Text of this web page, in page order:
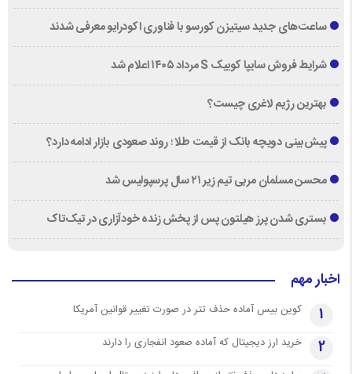
ساعت‌های جدید سیتیزن کورسو با فناوری اکودرایو معرفی شدند
شرایط فروش سایپا کوییک S مرداد ۱۴۰۵ اعلام شد
بهترین رژیم لاغری چیست؟
پیش‌بینی دویچه‌ بانک از قیمت طلا ؛ روند صعودی بازار ادامه دارد؟
محسن مسلمان مربی تیم زیر ۲۱ سال پرسپولیس شد
بستری شدن پرز هیلتون پس از پخش زنده خودآزاری در تیک‌تاک
اخبار مهم
1 کوین بیس آماده حذف تتر در صورت تغییر قوانین آمریکا
2 خرید ارز دیجیتال که آماده صعود انفجاری را دارند